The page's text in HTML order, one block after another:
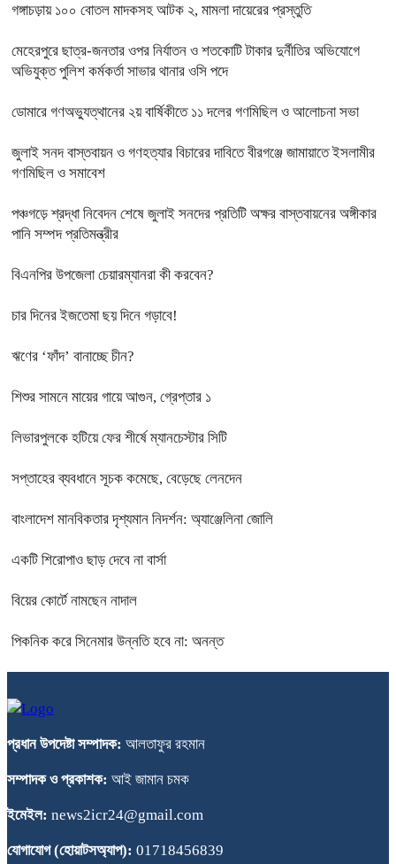
গঙ্গাচড়ায় ১০০ বোতল মাদকসহ আটক ২, মামলা দায়েরের প্রস্তুতি
মেহেরপুরে ছাত্র-জনতার ওপর নির্যাতন ও শতকোটি টাকার দুর্নীতির অভিযোগে
অভিযুক্ত পুলিশ কর্মকর্তা সাভার থানার ওসি পদে
ডোমারে গণঅভ্যুত্থানের ২য় বার্ষিকীতে ১১ দলের গণমিছিল ও আলোচনা সভা
জুলাই সনদ বাস্তবায়ন ও গণহত্যার বিচারের দাবিতে বীরগঞ্জে জামায়াতে ইসলামীর
গণমিছিল ও সমাবেশ
পঞ্চগড়ে শ্রদ্ধা নিবেদন শেষে জুলাই সনদের প্রতিটি অক্ষর বাস্তবায়নের অঙ্গীকার
পানি সম্পদ প্রতিমন্ত্রীর
বিএনপির উপজেলা চেয়ারম্যানরা কী করবেন?
চার দিনের ইজতেমা ছয় দিনে গড়াবে!
ঋণের ‘ফাঁদ’ বানাচ্ছে চীন?
শিশুর সামনে মায়ের গায়ে আগুন, গ্রেপ্তার ১
লিভারপুলকে হটিয়ে ফের শীর্ষে ম্যানচেস্টার সিটি
সপ্তাহের ব্যবধানে সূচক কমেছে, বেড়েছে লেনদেন
বাংলাদেশ মানবিকতার দৃশ্যমান নিদর্শন: অ্যাঞ্জেলিনা জোলি
একটি শিরোপাও ছাড় দেবে না বার্সা
বিয়ের কোর্টে নামছেন নাদাল
পিকনিক করে সিনেমার উন্নতি হবে না: অনন্ত
প্রধান উপদেষ্টা সম্পাদক: আলতাফুর রহমান
সম্পাদক ও প্রকাশক: আই জামান চমক
ইমেইল: news2icr24@gmail.com
যোগাযোগ (হোয়াটসঅ্যাপ): 01718456839